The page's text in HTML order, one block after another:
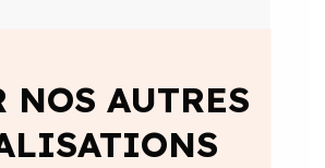
NOS AUTRES